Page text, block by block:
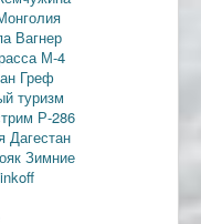
Вагнер
М-4
Греф
туризм
Р-286
Дагестан
Зимние